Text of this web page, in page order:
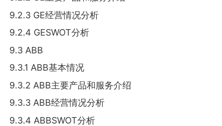
9.2.3 GE经营情况分析
9.2.4 GESWOT分析
9.3 ABB
9.3.1 ABB基本情况
9.3.2 ABB主要产品和服务介绍
9.3.3 ABB经营情况分析
9.3.4 ABBSWOT分析